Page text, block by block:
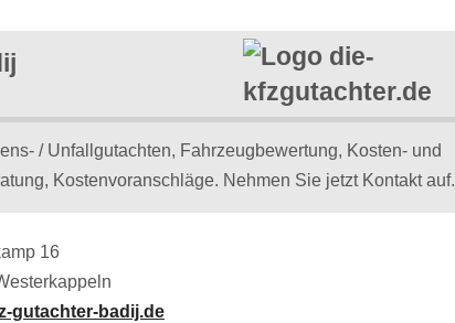
/ Unfallgutachten, Fahrzeugbewertung, Kosten- und
Kostenvoranschläge. Nehmen Sie jetzt Kontakt auf.
16
gutachter-badij.de